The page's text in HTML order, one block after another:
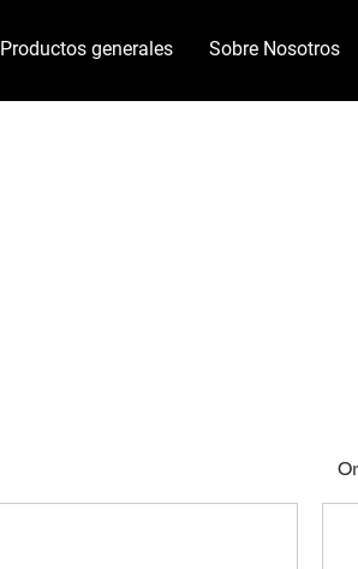
Productos generales Sobre Nosotros